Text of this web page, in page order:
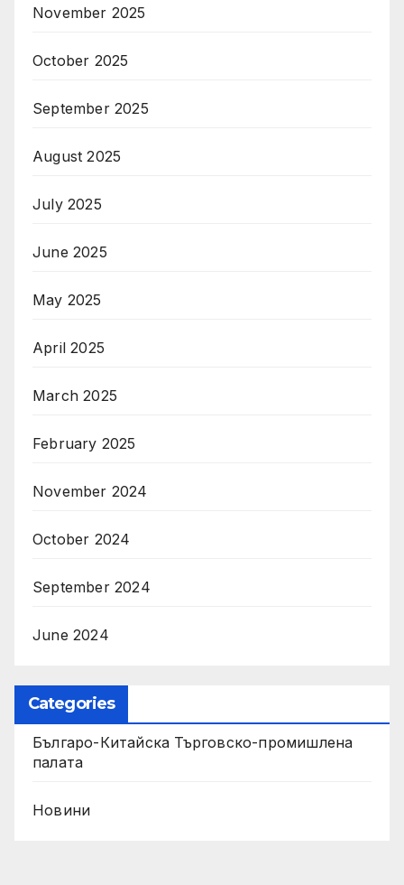
November 2025
October 2025
September 2025
August 2025
July 2025
June 2025
May 2025
April 2025
March 2025
February 2025
November 2024
October 2024
September 2024
June 2024
Categories
Българо-Китайска Търговско-промишлена
палaта
Новини